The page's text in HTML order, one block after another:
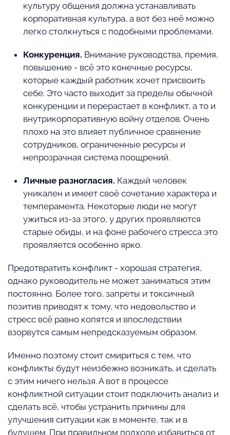
культуру общения должна устанавливать
корпоративная культура, а вот без неё можно
легко столкнуться с подобными проблемами.
Конкуренция. Внимание руководства, премия,
повышение - всё это конечные ресурсы,
которые каждый работник хочет присвоить
себе. Это часто выходит за пределы обычной
конкуренции и перерастает в конфликт, а то и
внутрикорпоративную войну отделов. Очень
плохо на это влияет публичное сравнение
сотрудников, ограниченные ресурсы и
непрозрачная система поощрений.
Личные разногласия. Каждый человек
уникален и имеет своё сочетание характера и
темперамента. Некоторые люди не могут
ужиться из-за этого, у других проявляются
старые обиды, и на фоне рабочего стресса это
проявляется особенно ярко.
Предотвратить конфликт - хорошая стратегия,
однако руководитель не может заниматься этим
постоянно. Более того, запреты и токсичный
позитив приводят к тому, что недовольство и
стресс всё равно копятся и впоследствии
взорвутся самым непредсказуемым образом.
Именно поэтому стоит смириться с тем, что
конфликты будут неизбежно возникать, и сделать
с этим ничего нельзя. А вот в процессе
конфликтной ситуации стоит подключить анализ и
сделать всё, чтобы устранить причины для
улучшения ситуации как в моменте, так и в
будущем. При правильном подходе избавиться от